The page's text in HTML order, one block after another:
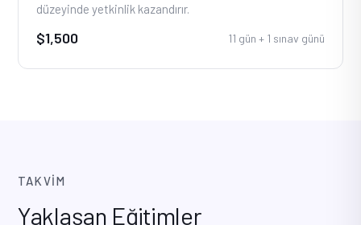
düzeyinde yetkinlik kazandırır.
$1,500 11 gün + 1 sınav günü
TAKVIM
Yaklaşan Eğitimler